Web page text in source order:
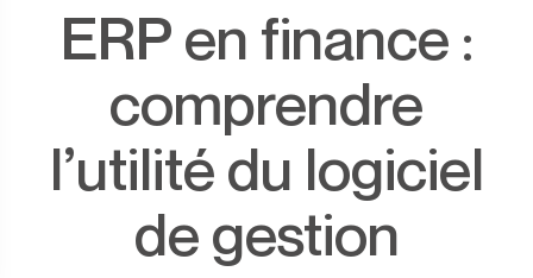
ERP en finance :
comprendre
l’utilité du logiciel
de gestion